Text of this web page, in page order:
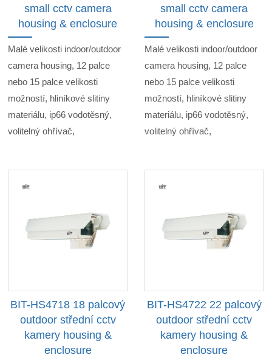
small cctv camera
housing & enclosure
Malé velikosti indoor/outdoor
camera housing, 12 palce
nebo 15 palce velikosti
možností, hliníkové slitiny
materiálu, ip66 vodotěsný,
volitelný ohřívač,
small cctv camera
housing & enclosure
Malé velikosti indoor/outdoor
camera housing, 12 palce
nebo 15 palce velikosti
možností, hliníkové slitiny
materiálu, ip66 vodotěsný,
volitelný ohřívač,
BIT-HS4718 18 palcový
outdoor střední cctv
kamery housing &
enclosure
BIT-HS4722 22 palcový
outdoor střední cctv
kamery housing &
enclosure